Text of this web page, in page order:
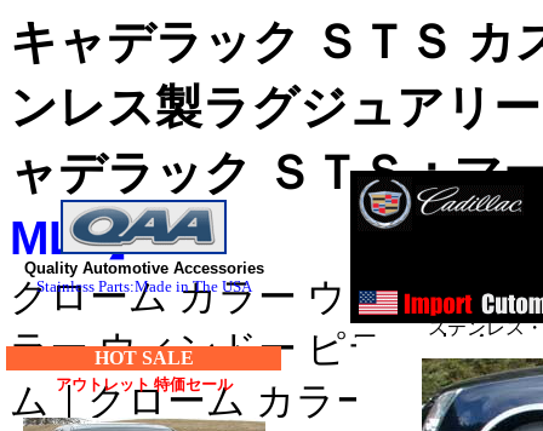
■クライスラー：３０
・３００Ｍ_クローム/
ステンレス
Quality Automotive Accessories
Stainless Parts:Made in The USA
HOT SALE
アウトレット 特価セール
キャデラック ＳＴＳ カ
ンレス製ラグジュアリ
ャデラック ＳＴＳ：マ
ML6】
クローム カラー ウィンドゥ
ラー ウィンドー ピラー｜ク
ム｜クローム カラー ドア サ